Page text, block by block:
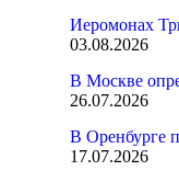
Иеромонах
03.08.2026
В Москве
26.07.2026
В Оренбурге
17.07.2026